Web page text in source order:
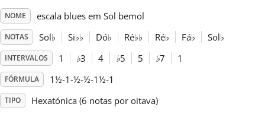
English
Español
NOME escala blues em Sol bemol
NOTAS Sol♭ Si♭♭ Dó♭ Ré♭♭ Ré♭ Fá♭ Sol♭
INTERVALOS 1 ♭3 4 ♭5 5 ♭7 1
FÓRMULA 1½-1-½-½-1½-1
TIPO Hexatónica (6 notas por oitava)